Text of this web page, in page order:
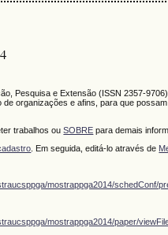
Pesquisa e Extensão (ISSN2357-9706)
organizações e afins, para que
trabalhos ouSOBRE para demais
. Em seguida, editá-lo através de
mostrappga2014/schedConf/
mostrappga2014/paper/